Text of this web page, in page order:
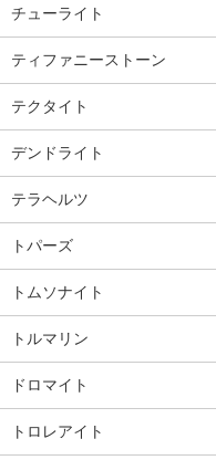
チューライト
ティファニーストーン
テクタイト
デンドライト
テラヘルツ
トパーズ
トムソナイト
トルマリン
ドロマイト
トロレアイト